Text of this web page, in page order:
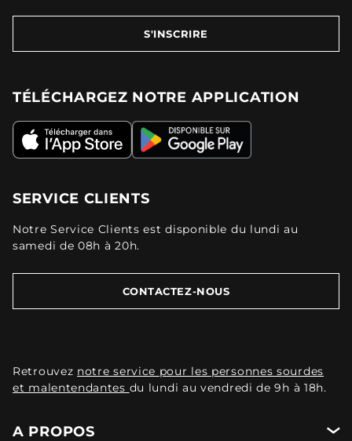
S'INSCRIRE
TÉLÉCHARGEZ NOTRE APPLICATION
SERVICE CLIENTS
Notre Service Clients est disponible du lundi au
samedi de 08h à 20h.
CONTACTEZ-NOUS
Retrouvez notre service pour les personnes sourdes
et malentendantes du lundi au vendredi de 9h à 18h.
A PROPOS